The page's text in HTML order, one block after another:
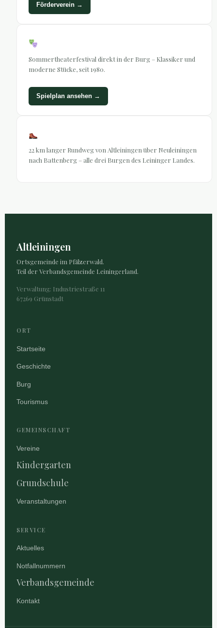
Förderverein →
Sommertheaterfestival direkt in der Burg – Klassiker und
moderne Stücke, seit 1980.
Spielplan ansehen →
22 km langer Rundweg von Altleiningen über Neuleiningen
nach Battenberg – alle drei Burgen des Leininger Landes.
Altleiningen
Ortsgemeinde im Pfälzerwald.
Teil der Verbandsgemeinde Leiningerland.
Verwaltung: Industriestraße 11
67269 Grünstadt
ORT
Startseite
Geschichte
Burg
Tourismus
GEMEINSCHAFT
Vereine
Kindergarten
Grundschule
Veranstaltungen
SERVICE
Aktuelles
Notfallnummern
Verbandsgemeinde
Kontakt